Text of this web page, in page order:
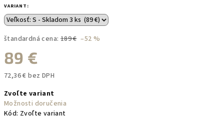
VARIANT:
štandardná cena: 189 € –52 %
89 €
72,36 € bez DPH
cena:
Zvoľte variant
Možnosti doručenia
Kód: Zvoľte variant